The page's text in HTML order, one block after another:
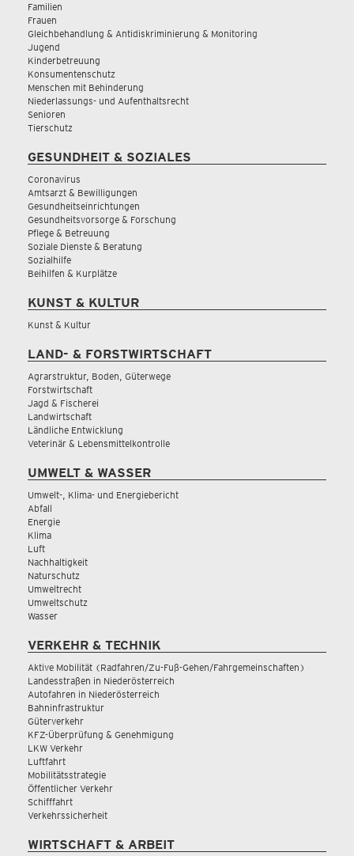
Familien
Frauen
Gleichbehandlung & Antidiskriminierung & Monitoring
Jugend
Kinderbetreuung
Konsumentenschutz
Menschen mit Behinderung
Niederlassungs- und Aufenthaltsrecht
Senioren
Tierschutz
GESUNDHEIT & SOZIALES
Coronavirus
Amtsarzt & Bewilligungen
Gesundheitseinrichtungen
Gesundheitsvorsorge & Forschung
Pflege & Betreuung
Soziale Dienste & Beratung
Sozialhilfe
Beihilfen & Kurplätze
KUNST & KULTUR
Kunst & Kultur
LAND- & FORSTWIRTSCHAFT
Agrarstruktur, Boden, Güterwege
Forstwirtschaft
Jagd & Fischerei
Landwirtschaft
Ländliche Entwicklung
Veterinär & Lebensmittelkontrolle
UMWELT & WASSER
Umwelt-, Klima- und Energiebericht
Abfall
Energie
Klima
Luft
Nachhaltigkeit
Naturschutz
Umweltrecht
Umweltschutz
Wasser
VERKEHR & TECHNIK
Aktive Mobilität (Radfahren/Zu-Fuß-Gehen/Fahrgemeinschaften)
Landesstraßen in Niederösterreich
Autofahren in Niederösterreich
Bahninfrastruktur
Güterverkehr
KFZ-Überprüfung & Genehmigung
LKW Verkehr
Luftfahrt
Mobilitätsstrategie
Öffentlicher Verkehr
Schifffahrt
Verkehrssicherheit
WIRTSCHAFT & ARBEIT